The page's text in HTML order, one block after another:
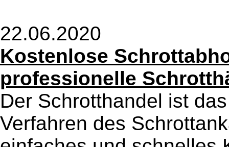
22.06.2020
Kostenlose
professionelle
Der Schrotthandel ist
Verfahren des